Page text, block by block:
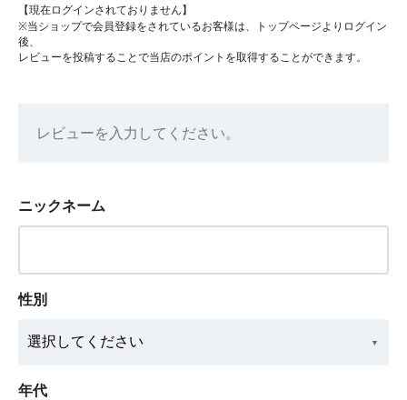
【現在ログインされておりません】
※当ショップで会員登録をされているお客様は、トップページよりログイン
後、
レビューを投稿することで当店のポイントを取得することができます。
レビューを入力してください。
ニックネーム
性別
年代